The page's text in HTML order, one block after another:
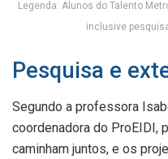
Legenda: Alunos do Talento
inclusive
Pesquisa e
Segundo a professora
coordenadora do ProEIDI,
caminham juntos, e os